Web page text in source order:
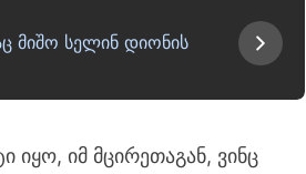
მიშო სელინ დიონის
იმ მცირეთაგან, ვინც